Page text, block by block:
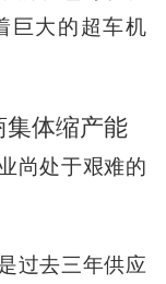
巨大的超车机
体缩产能
尚处于艰难的
过去三年供应